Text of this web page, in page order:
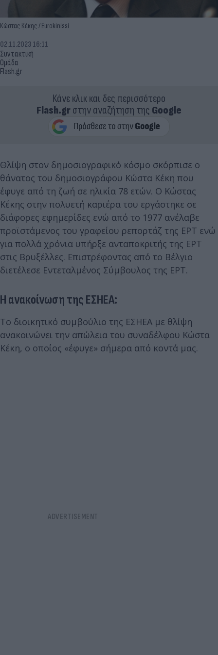
Κώστας Κέκης / Eurokinissi
Συντακτική
Ομάδα
Flash.gr
02.11.2023 16:11
Κάνε κλικ και δες περισσότερο
Flash.grστην αναζήτηση της Google
Θλίψη στον δημοσιογραφικό κόσμο σκόρπισε ο
θάνατος του δημοσιογράφου Κώστα Κέκη που
έφυγε από τη ζωή σε ηλικία 78 ετών. Ο Κώστας
Κέκης στην πολυετή καριέρα του εργάστηκε σε
διάφορες εφημερίδες ενώ από το 1977 ανέλαβε
προϊστάμενος του γραφείου ρεπορτάζ της ΕΡΤ ενώ
για πολλά χρόνια υπήρξε ανταποκριτής της ΕΡΤ
στις Βρυξέλλες. Επιστρέφοντας από το Βέλγιο
διετέλεσε Εντεταλμένος Σύμβουλος της ΕΡΤ.
Η ανακοίνωση της ΕΣΗΕΑ:
Το διοικητικό συμβούλιο της ΕΣΗΕΑ με θλίψη
ανακοινώνει την απώλεια του συναδέλφου Κώστα
Κέκη, ο οποίος «έφυγε» σήμερα από κοντά μας.